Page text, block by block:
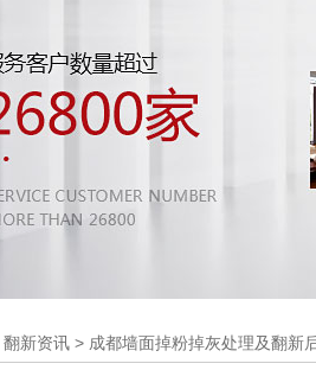
翻新资讯 > 成都墙面掉粉掉灰处理及翻新